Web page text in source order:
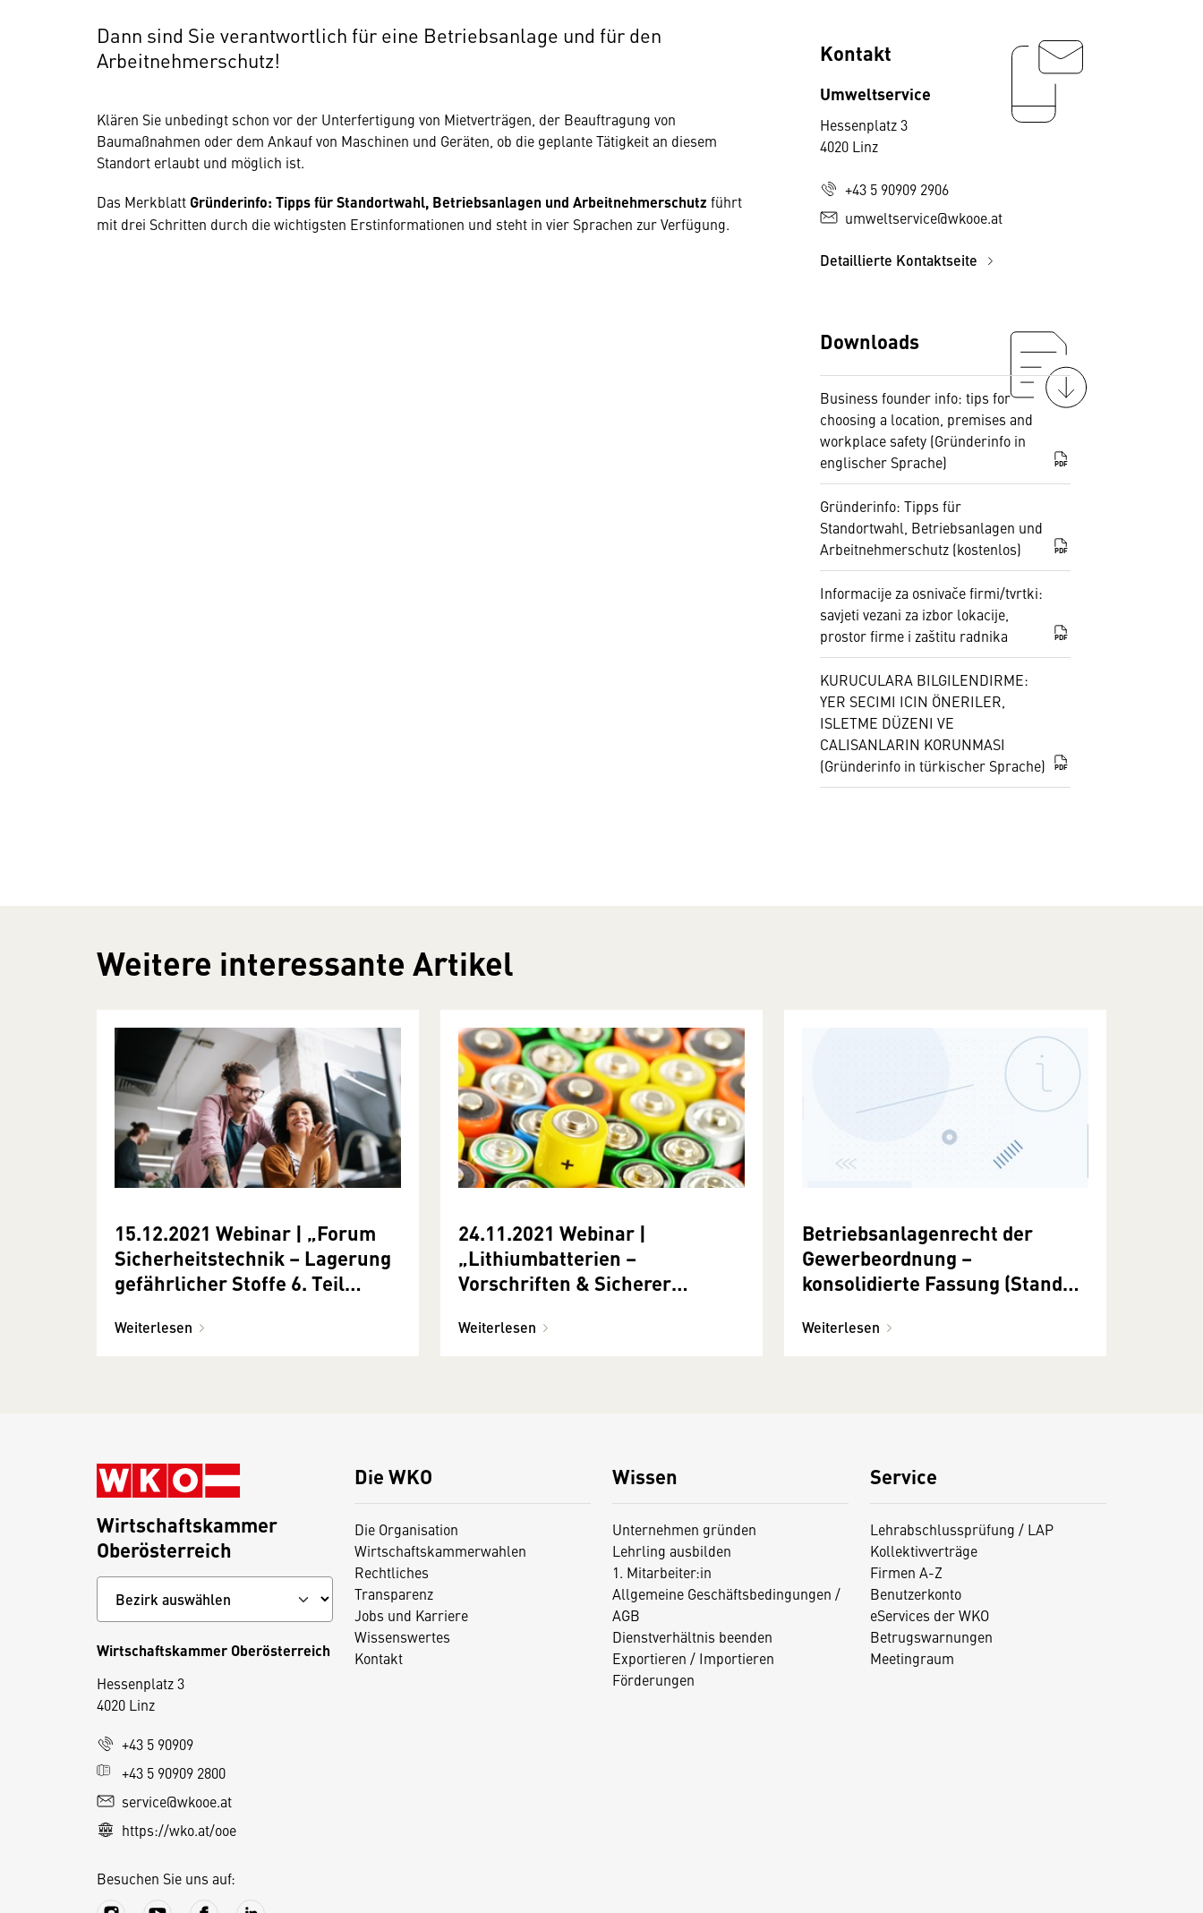
Dann sind Sie verantwortlich für eine Betriebsanlage und für den
Arbeitnehmerschutz!
Klären Sie unbedingt schon vor der Unterfertigung von Mietverträgen, der Beauftragung von
Baumaßnahmen oder dem Ankauf von Maschinen und Geräten, ob die geplante Tätigkeit an diesem
Standort erlaubt und möglich ist.
Das Merkblatt Gründerinfo: Tipps für Standortwahl, Betriebsanlagen und Arbeitnehmerschutz führt
mit drei Schritten durch die wichtigsten Erstinformationen und steht in vier Sprachen zur Verfügung.
Kontakt
Umweltservice
Hessenplatz 3
4020 Linz
+43 5 90909 2906
umweltservice@wkooe.at
Detaillierte Kontaktseite
Downloads
Business founder info: tips for
choosing a location, premises and
workplace safety (Gründerinfo in
englischer Sprache)
PDF
Gründerinfo: Tipps für
Standortwahl, Betriebsanlagen und
Arbeitnehmerschutz (kostenlos)
PDF
Informacije za osnivače firmi/tvrtki:
savjeti vezani za izbor lokacije,
prostor firme i zaštitu radnika
PDF
KURUCULARA BILGILENDIRME:
YER SECIMI ICIN ÖNERILER,
ISLETME DÜZENI VE
CALISANLARIN KORUNMASI
(Gründerinfo in türkischer Sprache)
PDF
Weitere interessante Artikel
15.12.2021 Webinar | „Forum
Sicherheitstechnik – Lagerung
gefährlicher Stoffe 6. Teil
Weiterlesen
24.11.2021 Webinar |
„Lithiumbatterien –
Vorschriften & Sicherer
Weiterlesen
Betriebsanlagenrecht der
Gewerbeordnung –
konsolidierte Fassung (Stand
Weiterlesen
Die WKO
Die Organisation
Wirtschaftskammerwahlen
Rechtliches
Transparenz
Jobs und Karriere
Wissenswertes
Kontakt
Wissen
Unternehmen gründen
Lehrling ausbilden
1. Mitarbeiter:in
Allgemeine Geschäftsbedingungen /
AGB
Dienstverhältnis beenden
Exportieren / Importieren
Förderungen
Service
Lehrabschlussprüfung / LAP
Kollektivverträge
Firmen A-Z
Benutzerkonto
eServices der WKO
Betrugswarnungen
Meetingraum
Wirtschaftskammer
Oberösterreich
Wirtschaftskammer Oberösterreich
Hessenplatz 3
4020 Linz
+43 5 90909
+43 5 90909 2800
service@wkooe.at
https://wko.at/ooe
Besuchen Sie uns auf: